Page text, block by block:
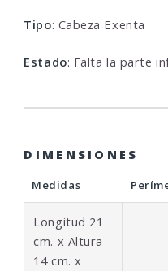
Tipo: Cabeza Exenta
Estado: Falta la parte
DIMENSIONES
Medidas
Longitud 21
cm. x Altura
14 cm. x